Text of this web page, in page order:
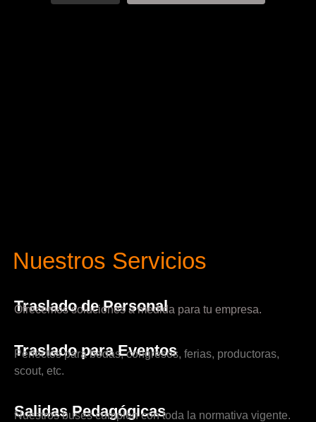
Nuestros Servicios
Traslado de Personal
Ofrecemos soluciones a medida para tu empresa.
Traslado para Eventos
Perfectos para bodas, congresos, ferias, productoras,
scout, etc.
Salidas Pedagógicas
Nuestros buses cumplen con toda la normativa vigente.